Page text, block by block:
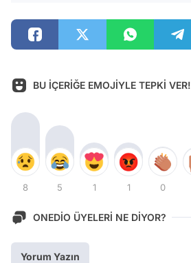
BU İÇERİĞE EMOJİYLE TEPKİ VER!
8 5 1 1 0
ONEDİO ÜYELERİ NE DİYOR?
Yorum Yazın